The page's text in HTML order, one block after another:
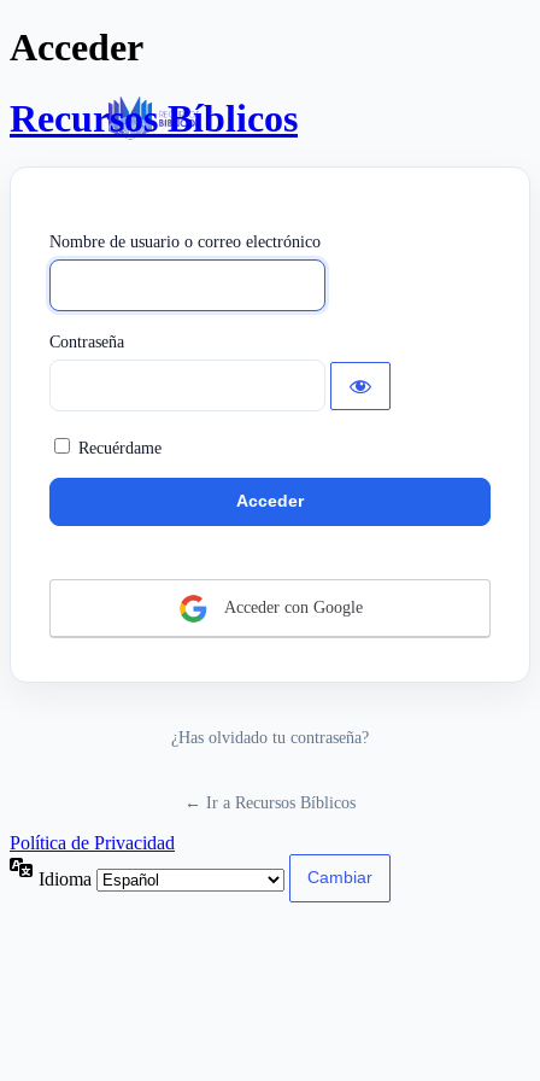
Acceder
Recursos Bíblicos
Nombre de usuario o correo electrónico
Contraseña
Recuérdame
Acceder con Google
¿Has olvidado tu contraseña?
← Ir a Recursos Bíblicos
Política de Privacidad
Idioma